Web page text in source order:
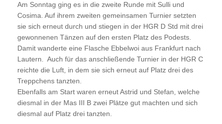
Am Sonntag ging es in die zweite Runde mit Sulli und
Cosima. Auf ihrem zweiten gemeinsamen Turnier setzten
sie sich erneut durch und stiegen in der HGR D Std mit drei
gewonnenen Tänzen auf den ersten Platz des Podests.
Damit wanderte eine Flasche Ebbelwoi aus Frankfurt nach
Lautern. Auch für das anschließende Turnier in der HGR C
reichte die Luft, in dem sie sich erneut auf Platz drei des
Treppchens tanzten.
Ebenfalls am Start waren erneut Astrid und Stefan, welche
diesmal in der Mas III B zwei Plätze gut machten und sich
diesmal auf Platz drei tanzten.